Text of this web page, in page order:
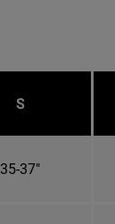
S
35-37"